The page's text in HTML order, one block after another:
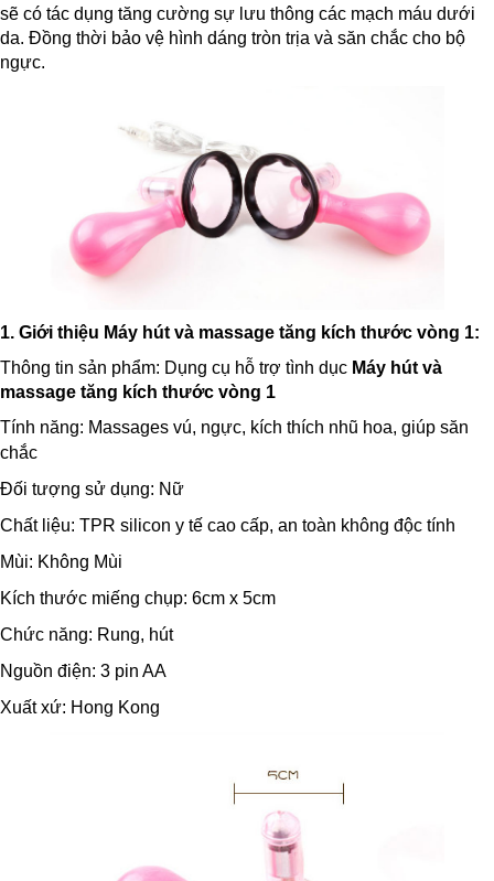
sẽ có tác dụng tăng cường sự lưu thông các mạch máu dưới
da. Đồng thời bảo vệ hình dáng tròn trịa và săn chắc cho bộ
ngực.
1. Giới thiệu Máy hút và massage tăng kích thước vòng 1:
Thông tin sản phẩm: Dụng cụ hỗ trợ tình dục Máy hút và
massage tăng kích thước vòng 1
Tính năng: Massages vú, ngực, kích thích nhũ hoa, giúp săn
chắc
Đối tượng sử dụng: Nữ
Chất liệu: TPR silicon y tế cao cấp, an toàn không độc tính
Mùi: Không Mùi
Kích thước miếng chụp: 6cm x 5cm
Chức năng: Rung, hút
Nguồn điện: 3 pin AA
Xuất xứ: Hong Kong